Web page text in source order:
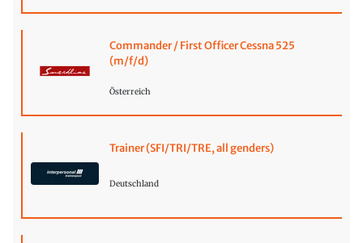
Commander / First Officer Cessna 525
(m/f/d)
Österreich
Trainer (SFI/TRI/TRE, all genders)
Deutschland